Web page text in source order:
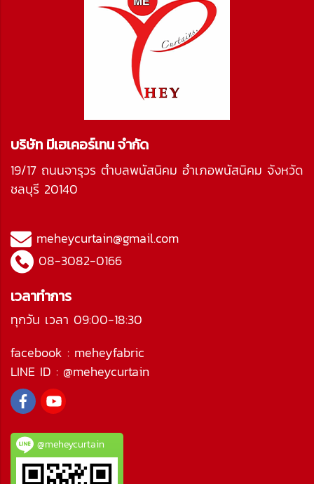
บริษัท มีเฮเคอร์เทน จำกัด
19/17 ถนนจารุวร ตำบลพนัสนิคม อำเภอพนัสนิคม จังหวัด
ชลบุรี 20140
meheycurtain@gmail.com
08-3082-0166
เวลาทำการ
ทุกวัน เวลา 09:00-18:30
facebook : meheyfabric
LINE ID : @meheycurtain
@meheycurtain